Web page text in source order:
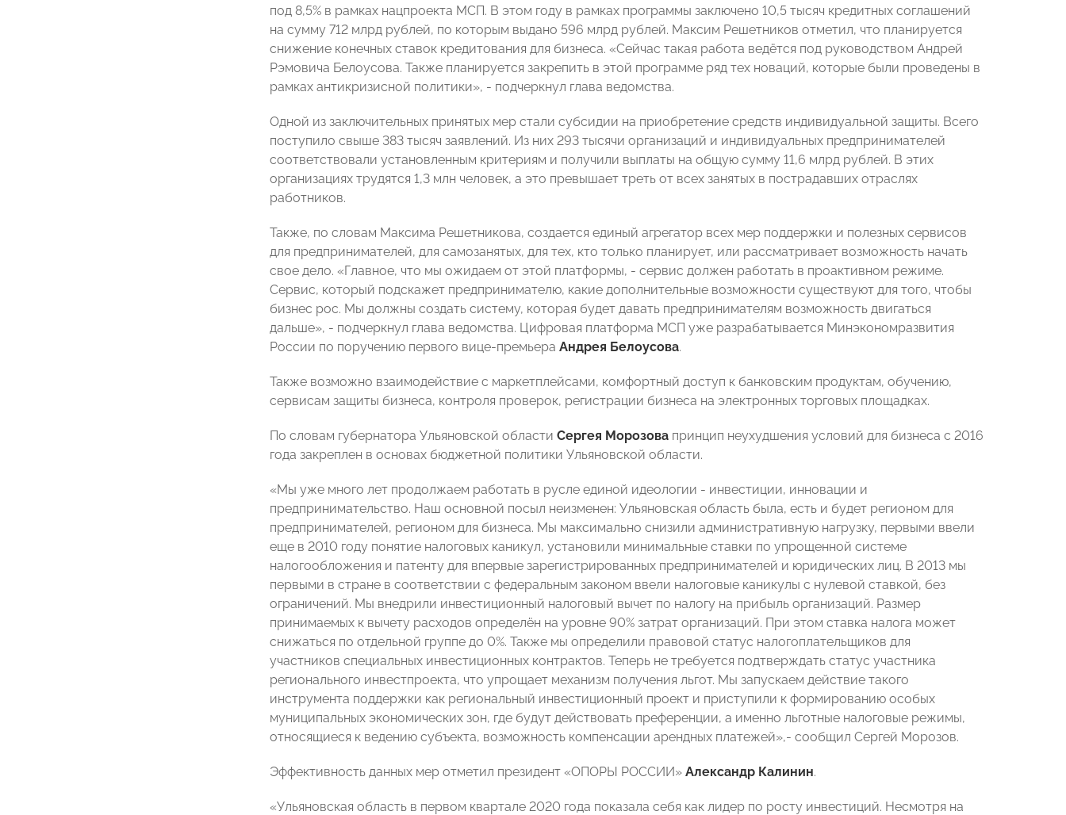
под 8,5% в рамках нацпроекта МСП. В этом году в рамках программы заключено 10,5 тысяч кредитных соглашений
на сумму 712 млрд рублей, по которым выдано 596 млрд рублей. Максим Решетников отметил, что планируется
снижение конечных ставок кредитования для бизнеса. «Сейчас такая работа ведётся под руководством Андрей
Рэмовича Белоусова. Также планируется закрепить в этой программе ряд тех новаций, которые были проведены в
рамках антикризисной политики», - подчеркнул глава ведомства.
Одной из заключительных принятых мер стали субсидии на приобретение средств индивидуальной защиты. Всего
поступило свыше 383 тысяч заявлений. Из них 293 тысячи организаций и индивидуальных предпринимателей
соответствовали установленным критериям и получили выплаты на общую сумму 11,6 млрд рублей. В этих
организациях трудятся 1,3 млн человек, а это превышает треть от всех занятых в пострадавших отраслях
работников.
Также, по словам Максима Решетникова, создается единый агрегатор всех мер поддержки и полезных сервисов
для предпринимателей, для самозанятых, для тех, кто только планирует, или рассматривает возможность начать
свое дело. «Главное, что мы ожидаем от этой платформы, - сервис должен работать в проактивном режиме.
Сервис, который подскажет предпринимателю, какие дополнительные возможности существуют для того, чтобы
бизнес рос. Мы должны создать систему, которая будет давать предпринимателям возможность двигаться
дальше», - подчеркнул глава ведомства. Цифровая платформа МСП уже разрабатывается Минэкономразвития
России по поручению первого вице-премьера Андрея Белоусова.
Также возможно взаимодействие с маркетплейсами, комфортный доступ к банковским продуктам, обучению,
сервисам защиты бизнеса, контроля проверок, регистрации бизнеса на электронных торговых площадках.
По словам губернатора Ульяновской области Сергея Морозова принцип неухудшения условий для бизнеса с 2016
года закреплен в основах бюджетной политики Ульяновской области.
«Мы уже много лет продолжаем работать в русле единой идеологии - инвестиции, инновации и
предпринимательство. Наш основной посыл неизменен: Ульяновская область была, есть и будет регионом для
предпринимателей, регионом для бизнеса. Мы максимально снизили административную нагрузку, первыми ввели
еще в 2010 году понятие налоговых каникул, установили минимальные ставки по упрощенной системе
налогообложения и патенту для впервые зарегистрированных предпринимателей и юридических лиц. В 2013 мы
первыми в стране в соответствии с федеральным законом ввели налоговые каникулы с нулевой ставкой, без
ограничений. Мы внедрили инвестиционный налоговый вычет по налогу на прибыль организаций. Размер
принимаемых к вычету расходов определён на уровне 90% затрат организаций. При этом ставка налога может
снижаться по отдельной группе до 0%. Также мы определили правовой статус налогоплательщиков для
участников специальных инвестиционных контрактов. Теперь не требуется подтверждать статус участника
регионального инвестпроекта, что упрощает механизм получения льгот. Мы запускаем действие такого
инструмента поддержки как региональный инвестиционный проект и приступили к формированию особых
муниципальных экономических зон, где будут действовать преференции, а именно льготные налоговые режимы,
относящиеся к ведению субъекта, возможность компенсации арендных платежей»,- сообщил Сергей Морозов.
Эффективность данных мер отметил президент «ОПОРЫ РОССИИ» Александр Калинин.
«Ульяновская область в первом квартале 2020 года показала себя как лидер по росту инвестиций. Несмотря на